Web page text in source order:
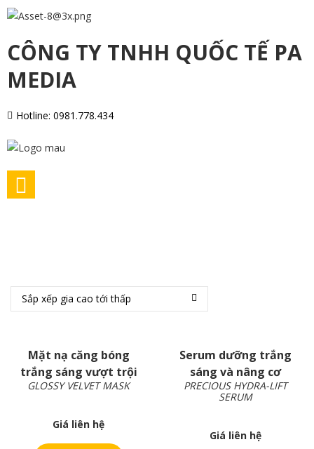
CÔNG TY TNHH QUỐC TẾ PA
MEDIA
Hotline: 0981.778.434
Sắp xếp gia cao tới thấp
Mặt nạ căng bóng
trắng sáng vượt trội
GLOSSY VELVET MASK
Giá liên hệ
Serum dưỡng trắng
sáng và nâng cơ
PRECIOUS HYDRA-LIFT
SERUM
Giá liên hệ